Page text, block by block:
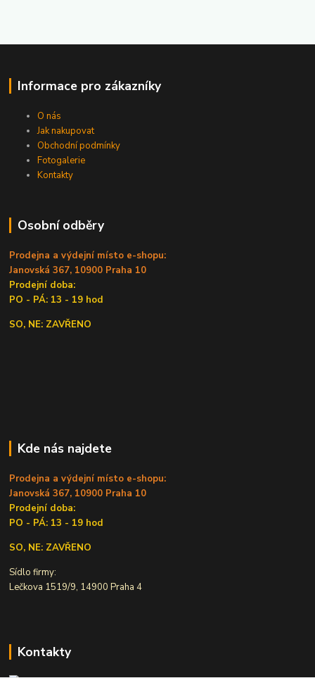
Informace pro zákazníky
O nás
Jak nakupovat
Obchodní podmínky
Fotogalerie
Kontakty
Osobní odběry
Prodejna a výdejní místo e-shopu:
Janovská 367, 10900 Praha 10
Prodejní doba:
PO - PÁ: 13 - 19 hod
SO, NE: ZAVŘENO
Kde nás najdete
Prodejna a výdejní místo e-shopu:
Janovská 367, 10900 Praha 10
Prodejní doba:
PO - PÁ: 13 - 19 hod
SO, NE: ZAVŘENO
Sídlo firmy:
Lečkova 1519/9, 14900 Praha 4
Kontakty